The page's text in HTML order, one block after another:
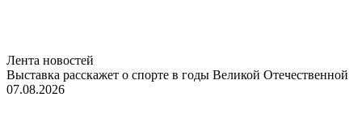
Лента новостей
Выставка расскажет о спорте в годы Великой Отечественной
07.08.2026